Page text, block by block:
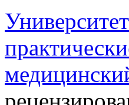
Университет